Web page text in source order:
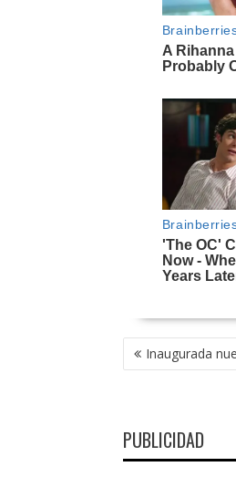
NAVEGACIÓN
DE Inaugurada
PUBLICIDAD